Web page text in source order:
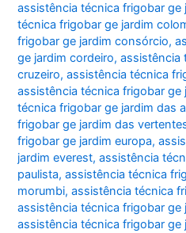
assistência técnica frigobar ge
técnica frigobar ge jardim
frigobar ge jardim consórcio,
ge jardim cordeiro,assistência
cruzeiro,assistência técnica
assistência técnica frigobar ge
técnica frigobar ge jardim das
frigobar ge jardim das
frigobar ge jardim europa,
jardim everest,assistência
paulista,assistência técnica
morumbi,assistência técnica
assistência técnica frigobar ge
assistência técnica frigobar ge